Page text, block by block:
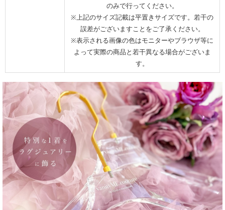
のみで行ってください。
※上記のサイズ記載は平置きサイズです。若干の
誤差がございますことをご了承ください。
※表示される画像の色はモニターやブラウザ等に
よって実際の商品と若干異なる場合がございま
す。